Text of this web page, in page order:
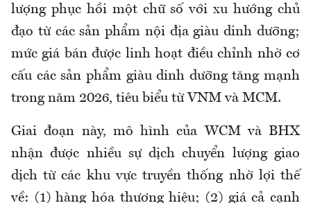
lượng phục hồi một chữ số với xu hướng chủ
đạo từ các sản phẩm nội địa giàu dinh dưỡng;
mức giá bán được linh hoạt điều chỉnh nhờ cơ
cấu các sản phẩm giàu dinh dưỡng tăng mạnh
trong năm 2026, tiêu biểu từ VNM và MCM.
Giai đoạn này, mô hình của WCM và BHX
nhận được nhiều sự dịch chuyển lượng giao
dịch từ các khu vực truyền thống nhờ lợi thế
về: (1) hàng hóa thương hiệu; (2) giá cả cạnh